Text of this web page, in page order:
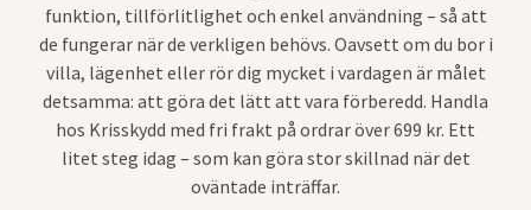
funktion, tillförlitlighet och enkel användning – så att
de fungerar när de verkligen behövs. Oavsett om du bor i
villa, lägenhet eller rör dig mycket i vardagen är målet
detsamma: att göra det lätt att vara förberedd. Handla
hos Krisskydd med fri frakt på ordrar över 699 kr. Ett
litet steg idag – som kan göra stor skillnad när det
oväntade inträffar.